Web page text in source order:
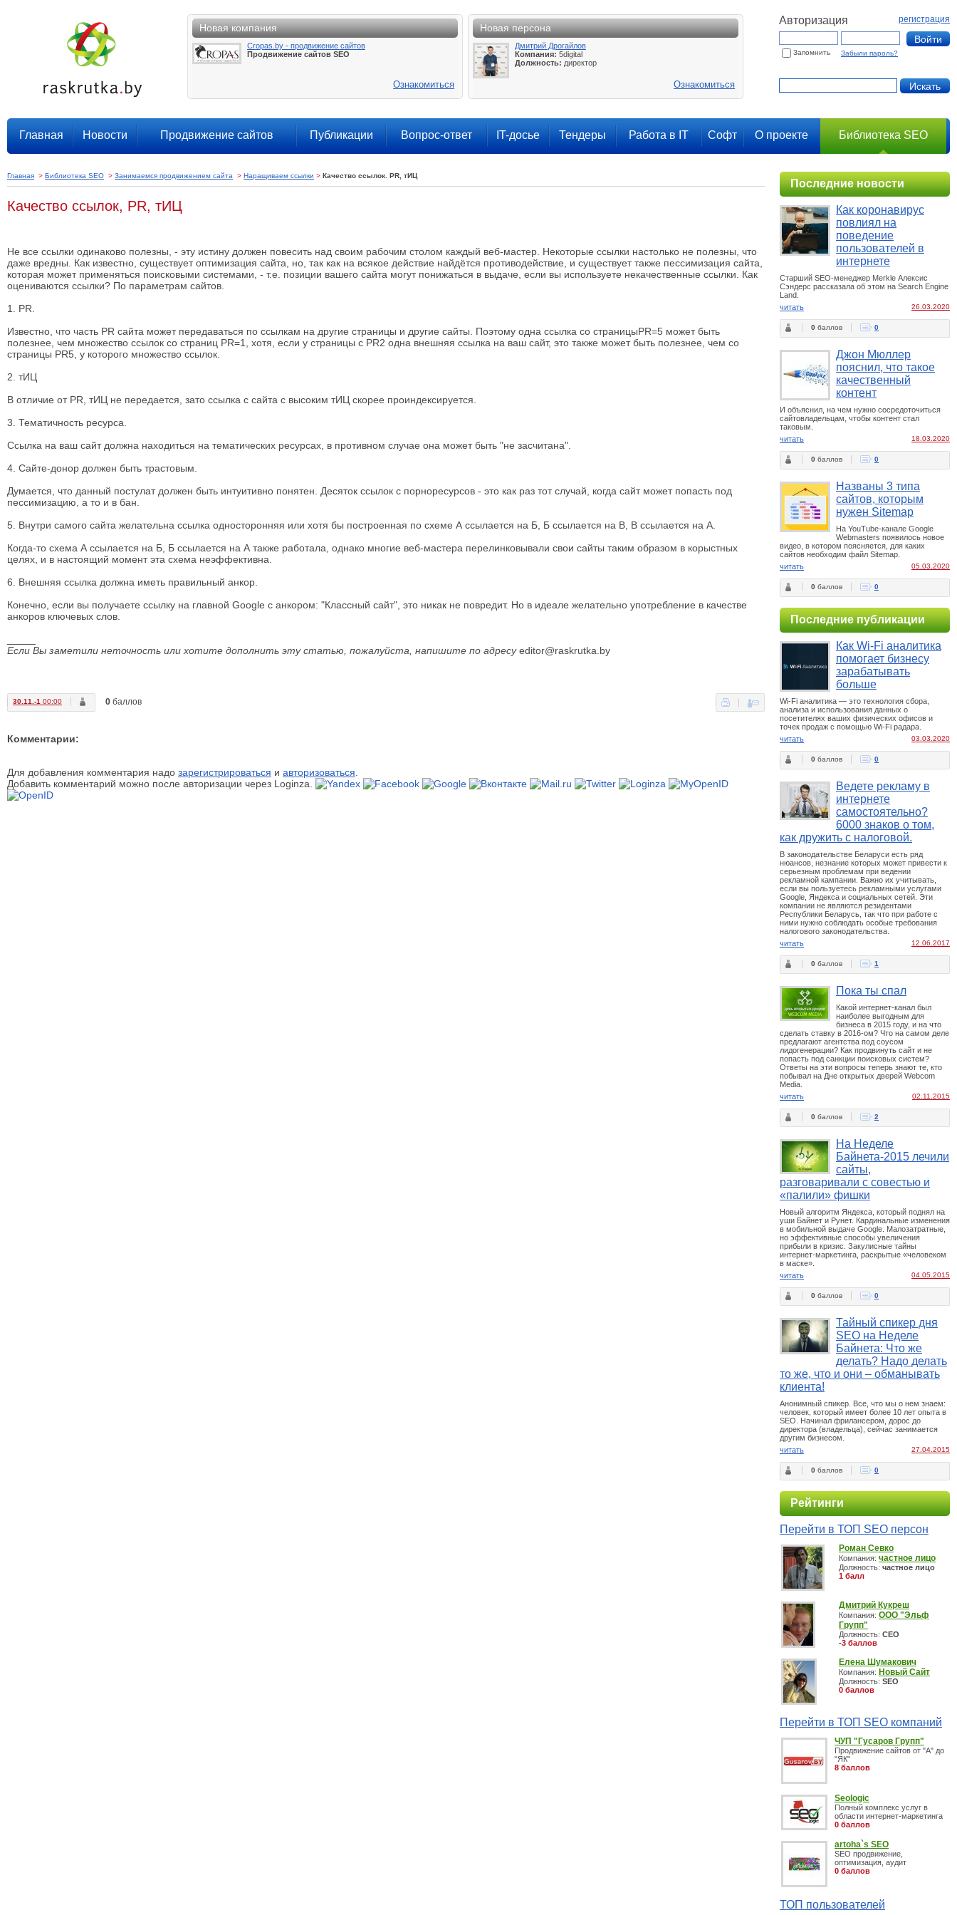
Новая компания
Cropas.by - продвижение сайтов
Продвижение сайтов SEO
Ознакомиться
Новая персона
Дмитрий Дрогайлов
Компания: 5digital
Должность: директор
Ознакомиться
Авторизация регистрация
Запомнить Забыли пароль?
Главная Новости Продвижение сайтов Публикации Вопрос-ответ IT-досье Тендеры Работа в IT Софт О проекте Библиотека SEO
Главная > Библиотека SEO > Занимаемся продвижением сайта > Наращиваем ссылки > Качество ссылок. PR, тИЦ
Качество ссылок, PR, тИЦ
Не все ссылки одинаково полезны, - эту истину должен повесить над своим рабочим столом каждый веб-мастер. Некоторые ссылки настолько не полезны, что
даже вредны. Как известно, существует оптимизация сайта, но, так как на всякое действие найдётся противодействие, и существует также пессимизация сайта,
которая может применяться поисковыми системами, - т.е. позиции вашего сайта могут понижаться в выдаче, если вы используете некачественные ссылки. Как
оцениваются ссылки? По параметрам сайтов.
1. PR.
Известно, что часть PR сайта может передаваться по ссылкам на другие страницы и другие сайты. Поэтому одна ссылка со страницыPR=5 может быть
полезнее, чем множество ссылок со страниц PR=1, хотя, если у страницы с PR2 одна внешняя ссылка на ваш сайт, это также может быть полезнее, чем со
страницы PR5, у которого множество ссылок.
2. тИЦ
В отличие от PR, тИЦ не передается, зато ссылка с сайта с высоким тИЦ скорее проиндексируется.
3. Тематичность ресурса.
Ссылка на ваш сайт должна находиться на тематических ресурсах, в противном случае она может быть "не засчитана".
4. Сайте-донор должен быть трастовым.
Думается, что данный постулат должен быть интуитивно понятен. Десяток ссылок с порноресурсов - это как раз тот случай, когда сайт может попасть под
пессимизацию, а то и в бан.
5. Внутри самого сайта желательна ссылка односторонняя или хотя бы построенная по схеме А ссылается на Б, Б ссылается на В, В ссылается на А.
Когда-то схема А ссылается на Б, Б ссылается на А также работала, однако многие веб-мастера перелинковывали свои сайты таким образом в корыстных
целях, и в настоящий момент эта схема неэффективна.
6. Внешняя ссылка должна иметь правильный анкор.
Конечно, если вы получаете ссылку на главной Google с анкором: "Классный сайт", это никак не повредит. Но в идеале желательно употребление в качестве
анкоров ключевых слов.
Если Вы заметили неточность или хотите дополнить эту статью, пожалуйста, напишите по адресуeditor@raskrutka.by
30.11.-1 00:00 0 баллов
Комментарии:
Для добавления комментария надо зарегистрироваться и авторизоваться
Добавить комментарий можно после авторизации через Loginza.
Последние новости
Как коронавирус
повлиял на
поведение
пользователей в
интернете
Старший SEO-менеджер Merkle Алексис
Сэндерс рассказала об этом на Search Engine
Land.
читать
26.03.2020
0 баллов 0
Джон Мюллер
пояснил, что такое
качественный
контент
И объяснил, на чем нужно сосредоточиться
сайтовладельцам, чтобы контент стал
таковым.
читать
18.03.2020
0 баллов 0
Названы 3 типа
сайтов, которым
нужен Sitemap
На YouTube-канале Google
Webmasters появилось новое
видео, в котором поясняется, для каких
сайтов необходим файл Sitemap.
читать
05.03.2020
0 баллов 0
Последние публикации
Как Wi-Fi аналитика
помогает бизнесу
зарабатывать
больше
Wi-Fi аналитика — это технология сбора,
анализа и использования данных о
посетителях ваших физических офисов и
точек продаж с помощью Wi-Fi радара.
читать
03.03.2020
0 баллов 0
Ведете рекламу в
интернете
самостоятельно?
6000 знаков о том,
как дружить с налоговой.
В законодательстве Беларуси есть ряд
нюансов, незнание которых может привести к
серьезным проблемам при ведении
рекламной кампании. Важно их учитывать,
если вы пользуетесь рекламными услугами
Google, Яндекса и социальных сетей. Эти
компании не являются резидентами
Республики Беларусь, так что при работе с
ними нужно соблюдать особые требования
налогового законодательства.
читать
12.06.2017
0 баллов 1
Пока ты спал
Какой интернет-канал был
наиболее выгодным для
бизнеса в 2015 году, и на что
сделать ставку в 2016-ом? Что на самом деле
предлагают агентства под соусом
лидогенерации? Как продвинуть сайт и не
попасть под санкции поисковых систем?
Ответы на эти вопросы теперь знают те, кто
побывал на Дне открытых дверей Webcom
Media.
читать
02.11.2015
0 баллов 2
На Неделе
Байнета-2015 лечили
сайты,
разговаривали с совестью и
«палили» фишки
Новый алгоритм Яндекса, который поднял на
уши Байнет и Рунет. Кардинальные изменения
в мобильной выдаче Google. Малозатратные,
но эффективные способы увеличения
прибыли в кризис. Закулисные тайны
интернет-маркетинга, раскрытые «человеком
в маске».
читать
04.05.2015
0 баллов 0
Тайный спикер дня
SEO на Неделе
Байнета: Что же
делать? Надо делать
то же, что и они – обманывать
клиента!
Анонимный спикер. Все, что мы о нем знаем:
человек, который имеет более 10 лет опыта в
SEO. Начинал фрилансером, дорос до
директора (владельца), сейчас занимается
другим бизнесом.
читать
27.04.2015
0 баллов 0
Рейтинги
Перейти в ТОП SEO персон
Роман Севко
Компания: частное лицо
Должность: частное лицо
1 балл
Дмитрий Кукреш
Компания: ООО "Эльф
Групп"
Должность: СЕО
-3 баллов
Елена Шумакович
Компания: Новый Сайт
Должность: SEO
0 баллов
Перейти в ТОП SEO компаний
ЧУП "Гусаров Групп"
Продвижение сайтов от "А" до
"ЯК"
8 баллов
Seologic
Полный комплекс услуг в
области интернет-маркетинга
0 баллов
artoha`s SEO
SEO продвижение,
оптимизация, аудит
0 баллов
ТОП пользователей